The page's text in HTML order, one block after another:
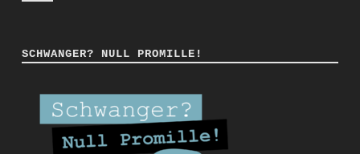
SCHWANGER? NULL PROMILLE!